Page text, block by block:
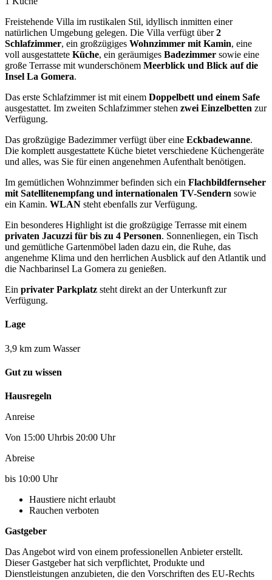
Freistehende Villa im rustikalen Stil, idyllisch inmitten einer
natürlichen Umgebung gelegen. Die Villa verfügt über2
Schlafzimmer, ein großzügiges Wohnzimmer mit Kamin, eine
voll ausgestattete Küche, ein geräumiges Badezimmer sowie eine
große Terrasse mit wunderschönem Meerblick und Blick auf die
Insel La Gomera.
Das erste Schlafzimmer ist mit einem Doppelbett und einem Safe
ausgestattet. Im zweiten Schlafzimmer stehen zwei Einzelbetten zur
Verfügung.
Das großzügige Badezimmer verfügt über eine Eckbadewanne.
Die komplett ausgestattete Küche bietet verschiedene Küchengeräte
und alles, was Sie für einen angenehmen Aufenthalt benötigen.
Im gemütlichen Wohnzimmer befinden sich ein Flachbildfernseher
mit Satellitenempfang und internationalen TV-Sendern sowie
ein Kamin. WLAN steht ebenfalls zur Verfügung.
Ein besonderes Highlight ist die großzügige Terrasse mit einem
privaten Jacuzzi für bis zu 4 Personen. Sonnenliegen, ein Tisch
und gemütliche Gartenmöbel laden dazu ein, die Ruhe, das
angenehme Klima und den herrlichen Ausblick auf den Atlantik und
die Nachbarinsel La Gomera zu genießen.
Ein privater Parkplatz steht direkt an der Unterkunft zur
Verfügung.
Lage
3,9 km zum Wasser
Gut zu wissen
Hausregeln
Anreise
Von 15:00 Uhrbis 20:00 Uhr
Abreise
bis 10:00 Uhr
Haustiere nicht erlaubt
Rauchen verboten
Gastgeber
Das Angebot wird von einem professionellen Anbieter erstellt.
Dieser Gastgeber hat sich verpflichtet, Produkte und
Dienstleistungen anzubieten, die den Vorschriften des EU-Rechts